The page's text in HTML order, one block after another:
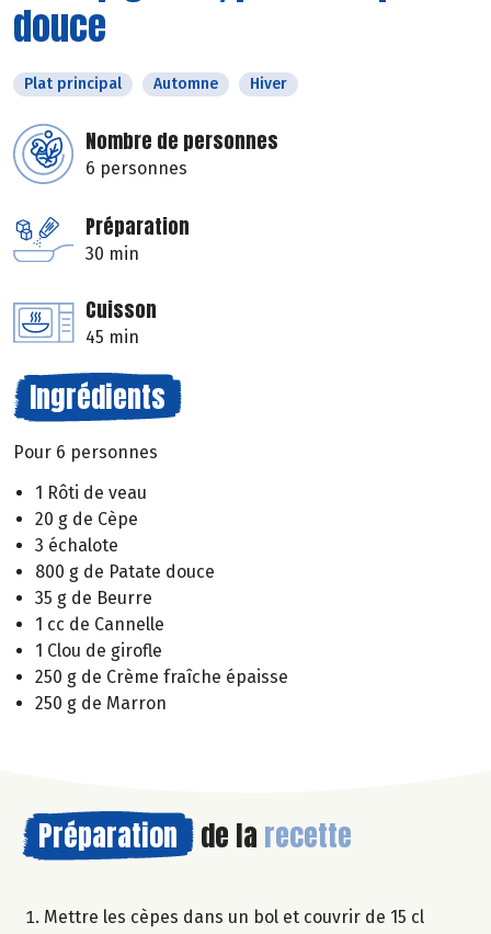
douce
Plat principal Automne Hiver
Nombre de personnes
6 personnes
Préparation
30 min
Cuisson
45 min
Ingrédients
Pour 6 personnes
1 Rôti de veau
20 g de Cèpe
3 échalote
800 g de Patate douce
35 g de Beurre
1 cc de Cannelle
1 Clou de girofle
250 g de Crème fraîche épaisse
250 g de Marron
Préparation de la recette
Mettre les cèpes dans un bol et couvrir de 15 cl